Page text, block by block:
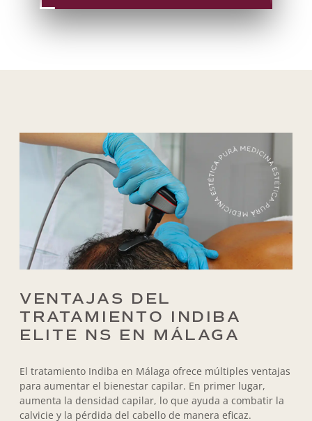
VENTAJAS DEL
TRATAMIENTO
INDIBA
ELITE NS EN MÁLAGA
El tratamiento Indiba en Málaga ofrece múltiples ventajas
para aumentar el bienestar capilar. En primer lugar,
aumenta la densidad capilar, lo que ayuda a combatir la
calvicie y la pérdida del cabello de manera eficaz.